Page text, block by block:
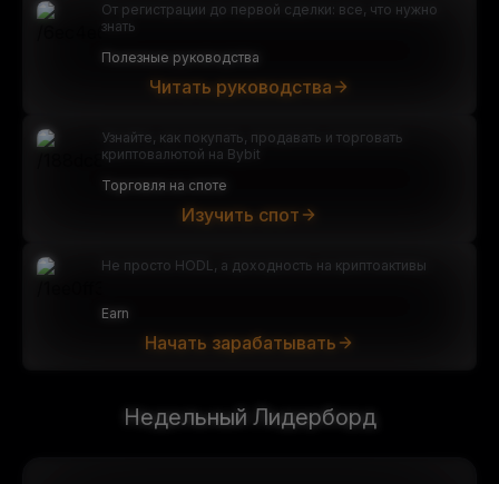
От регистрации до первой сделки: все, что нужно
знать
Полезные руководства
Читать руководства
Узнайте, как покупать, продавать и торговать
криптовалютой на Bybit
Торговля на споте
Изучить спот
Не просто HODL, а доходность на криптоактивы
Earn
Начать зарабатывать
Недельный Лидерборд